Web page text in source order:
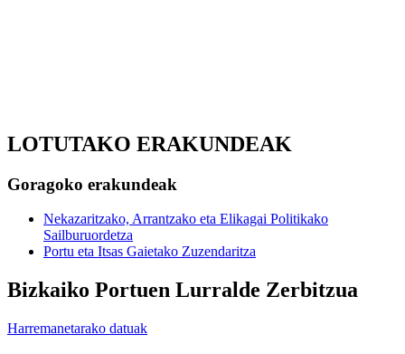
LOTUTAKO ERAKUNDEAK
Goragoko erakundeak
Nekazaritzako, Arrantzako eta Elikagai Politikako
Sailburuordetza
Portu eta Itsas Gaietako Zuzendaritza
Bizkaiko Portuen Lurralde Zerbitzua
Harremanetarako datuak